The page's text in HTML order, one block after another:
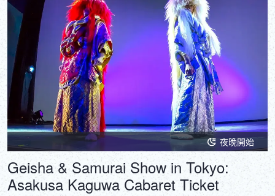
夜晚開始
Geisha & Samurai Show in Tokyo:
Asakusa Kaguwa Cabaret Ticket